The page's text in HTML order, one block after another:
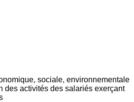
sociale, environnementale
des activités des salariés exerçant